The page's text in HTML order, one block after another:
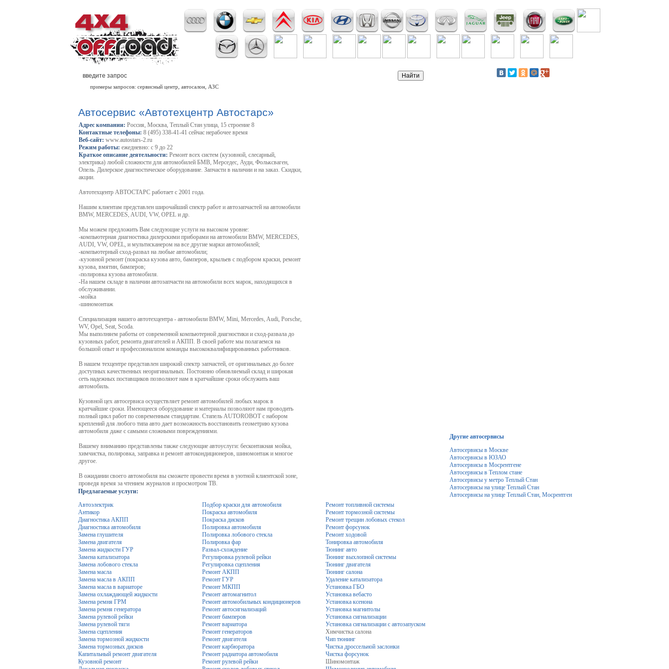
примеры запросов: сервисный центр, автосалон, АЗС
Автосервис «Автотехцентр Автостарс»
Адрес компании: Россия, Москва, Теплый Стан улица, 15 строение 8
Контактные телефоны: 8 (495) 338-41-41 сейчас нерабочее время
Веб-сайт: www.autostars-2.ru
Режим работы: ежедневно: с 9 до 22
Краткое описание деятельности: Ремонт всех систем (кузовной, слесарный,
электрика) любой сложности для автомобилей БМВ, Мерседес, Ауди, Фольксваген,
Опель. Дилерское диагностическое оборудование. Запчасти в наличии и на заказ. Скидки,
акции.
Автотехцентр АВТОСТАРС работает с 2001 года.
Нашим клиентам представлен широчайший спектр работ и автозапчастей на автомобили
BMW, MERCEDES, AUDI, VW, OPEL и др.
Мы можем предложить Вам следующие услуги на высоком уровне:
-компьютерная диагностика дилерскими приборами на автомобили BMW, MERCEDES,
AUDI, VW, OPEL, и мультисканером на все другие марки автомобилей;
-компьютерный сход-развал на любые автомобили;
-кузовной ремонт (покраска кузова авто, бамперов, крыльев с подбором краски, ремонт
кузова, вмятин, бамперов;
-полировка кузова автомобиля.
-На нашем складе в наличии автозапчасти на автомобили всех марок, находящихся в
обслуживании.
-мойка
-шиномонтаж
Специализация нашего автотехцентра - автомобили BMW, Mini, Mercedes, Audi, Porsche,
WV, Opel, Seat, Scoda.
Мы выполняем работы от современной компьютерной диагностики и сход-развала до
кузовных работ, ремонта двигателей и АКПП. В своей работе мы полагаемся на
большой опыт и профессионализм команды высококвалифицированных работников.
В нашем техцентре представлен широкий спектр запчастей, от оригинальных до более
доступных качественных неоригинальных. Постоянно обновляемый склад и широкая
сеть надежных поставщиков позволяют нам в кратчайшие сроки обслужить ваш
автомобиль.
Кузовной цех автосервиса осуществляет ремонт автомобилей любых марок в
кратчайшие сроки. Имеющееся оборудование и материалы позволяют нам проводить
полный цикл работ по современным стандартам. Стапель AUTOROBOT c набором
креплений для любого типа авто дает возможность восстановить геометрию кузова
автомобиля даже с самыми сложными повреждениями.
Вашему вниманию представлены также следующие автоуслуги: бесконтакная мойка,
химчистка, полировка, заправка и ремонт автокондиционеров, шиномонтаж и многое
другое.
В ожидании своего автомобиля вы сможете провести время в уютной клиентской зоне,
проведя время за чтением журналов и просмотром ТВ.
Предлагаемые услуги:
Автоэлектрик
Антикор
Диагностика АКПП
Диагностика автомобиля
Замена глушителя
Замена двигателя
Замена жидкости ГУР
Замена катализатора
Замена лобового стекла
Замена масла
Замена масла в АКПП
Замена масла в вариаторе
Замена охлаждающей жидкости
Замена ремня ГРМ
Замена ремня генератора
Замена рулевой рейки
Замена рулевой тяги
Замена сцепления
Замена тормозной жидкости
Замена тормозных дисков
Капитальный ремонт двигателя
Кузовной ремонт
Подбор краски для автомобиля
Покраска автомобиля
Покраска дисков
Полировка автомобиля
Полировка лобового стекла
Полировка фар
Развал-схождение
Регулировка рулевой рейки
Регулировка сцепления
Ремонт АКПП
Ремонт ГУР
Ремонт МКПП
Ремонт автомагнитол
Ремонт автомобильных кондиционеров
Ремонт автосигнализаций
Ремонт бамперов
Ремонт вариатора
Ремонт генераторов
Ремонт двигателя
Ремонт карбюратора
Ремонт радиатора автомобиля
Ремонт рулевой рейки
Ремонт топливной системы
Ремонт тормозной системы
Ремонт трещин лобовых стекол
Ремонт форсунок
Ремонт ходовой
Тонировка автомобиля
Тюнинг авто
Тюнинг выхлопной системы
Тюнинг двигателя
Тюнинг салона
Удаление катализатора
Установка ГБО
Установка вебасто
Установка ксенона
Установка магнитолы
Установка сигнализации
Установка сигнализации с автозапуском
Химчистка салона
Чип тюнинг
Чистка дроссельной заслонки
Чистка форсунок
Шиномонтаж
Другие автосервисы
Автосервисы в Москве
Автосервисы в ЮЗАО
Автосервисы в Мосрентгене
Автосервисы в Теплом стане
Автосервисы у метро Теплый Стан
Автосервисы на улице Теплый Стан
Автосервисы на улице Теплый Стан, Мосрентген